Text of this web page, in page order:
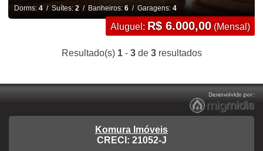
Dorms: 4/ Suítes: 2/ Banheiros: 6/ Garagens: 4
Aluguel: R$ 6.000,00 (Mensal)
Resultado(s) 1- 3de 3resultados
Komura Imóveis
CRECI: 21052-J